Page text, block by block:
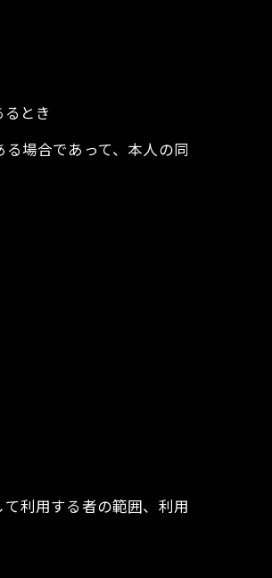
とき
場合であって、本人の同
利用する者の範囲、利用